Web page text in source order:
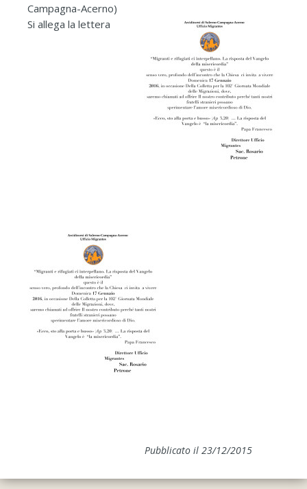
Campagna-Acerno)
Si allega la lettera
Pubblicato il 23/12/2015